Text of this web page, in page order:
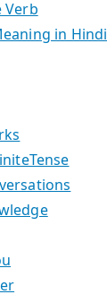
Verb
in Hindi